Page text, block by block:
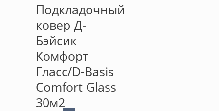
Подкладочный
ковер Д-
Бэйсик
Комфорт
Гласс/D-Basis
Comfort Glass
30м2